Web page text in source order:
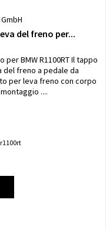
del freno per...
BMW R1100RT Il tappo
del freno a pedale da
per leva freno con corpo
....